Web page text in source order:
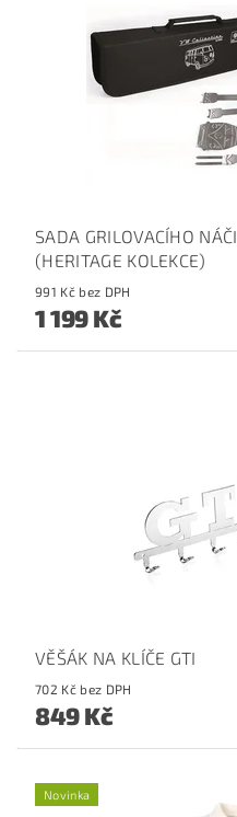
SADA GRILOVACÍHO
(HERITAGE KOLEKCE)
991 Kč bez DPH
1 199 Kč
VĚŠÁK NA KLÍČE GTI
702 Kč bez DPH
849 Kč
Novinka